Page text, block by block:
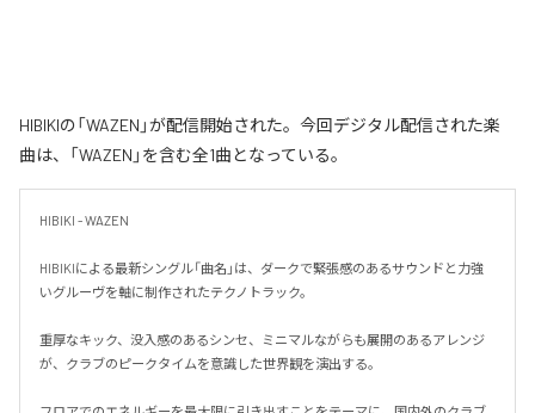
HIBIKIの「WAZEN」が配信開始された。今回デジタル配信された楽
曲は、「WAZEN」を含む全1曲となっている。
HIBIKI - WAZEN
HIBIKIによる最新シングル「曲名」は、ダークで緊張感のあるサウンドと力強
いグルーヴを軸に制作されたテクノトラック。
重厚なキック、没入感のあるシンセ、ミニマルながらも展開のあるアレンジ
が、クラブのピークタイムを意識した世界観を演出する。